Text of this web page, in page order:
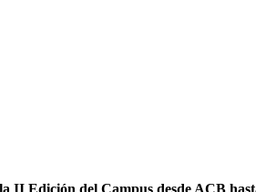
II Edición del Campus desde ACB